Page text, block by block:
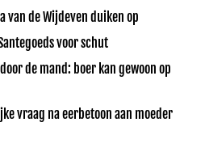
van de Wijdeven duiken op
voor schut
de mand: boer kan gewoon op
vraag na eerbetoon aan moeder